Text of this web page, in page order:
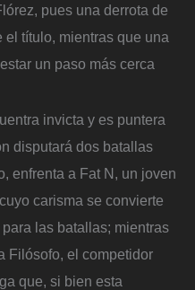
pues una derrota de
título, mientras que una
un paso más cerca
invicta y es puntera
disputará dos batallas
enfrenta a Fat N, un joven
carisma se convierte
las batallas; mientras
Filósofo, el competidor
que, si bien esta